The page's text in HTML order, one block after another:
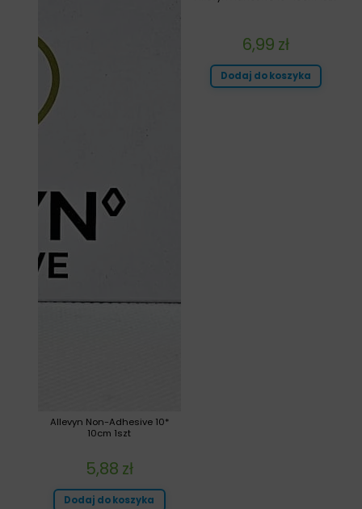
6,99 zł
Dodaj do koszyka
Allevyn Non-Adhesive 10*
10cm 1szt
5,88 zł
Dodaj do koszyka